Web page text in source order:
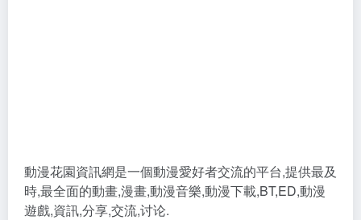
動漫花園資訊網是一個動漫愛好者交流的平台,提供最及
時,最全面的動畫,漫畫,動漫音樂,動漫下載,BT,ED,動漫
遊戲,資訊,分享,交流,讨论.